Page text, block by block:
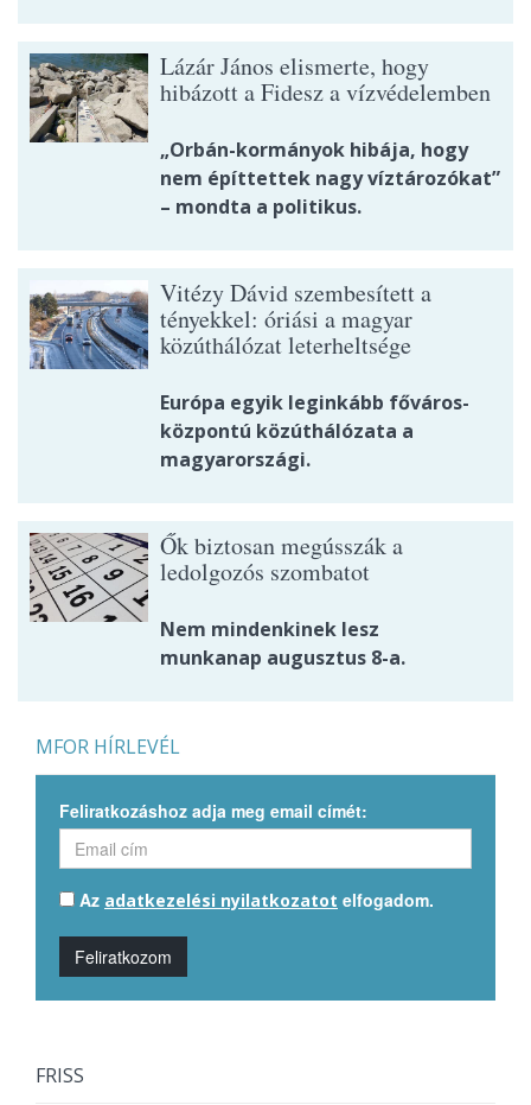
Lázár János elismerte, hogy
hibázott a Fidesz a vízvédelemben
„Orbán-kormányok hibája, hogy
nem építtettek nagy víztározókat”
– mondta a politikus.
Vitézy Dávid szembesített a
tényekkel: óriási a magyar
közúthálózat leterheltsége
Európa egyik leginkább főváros-
központú közúthálózata a
magyarországi.
Ők biztosan megússzák a
ledolgozós szombatot
Nem mindenkinek lesz
munkanap augusztus 8-a.
MFOR HÍRLEVÉL
Feliratkozáshoz adja meg email címét:
Az adatkezelési nyilatkozatot elfogadom.
Feliratkozom
FRISS